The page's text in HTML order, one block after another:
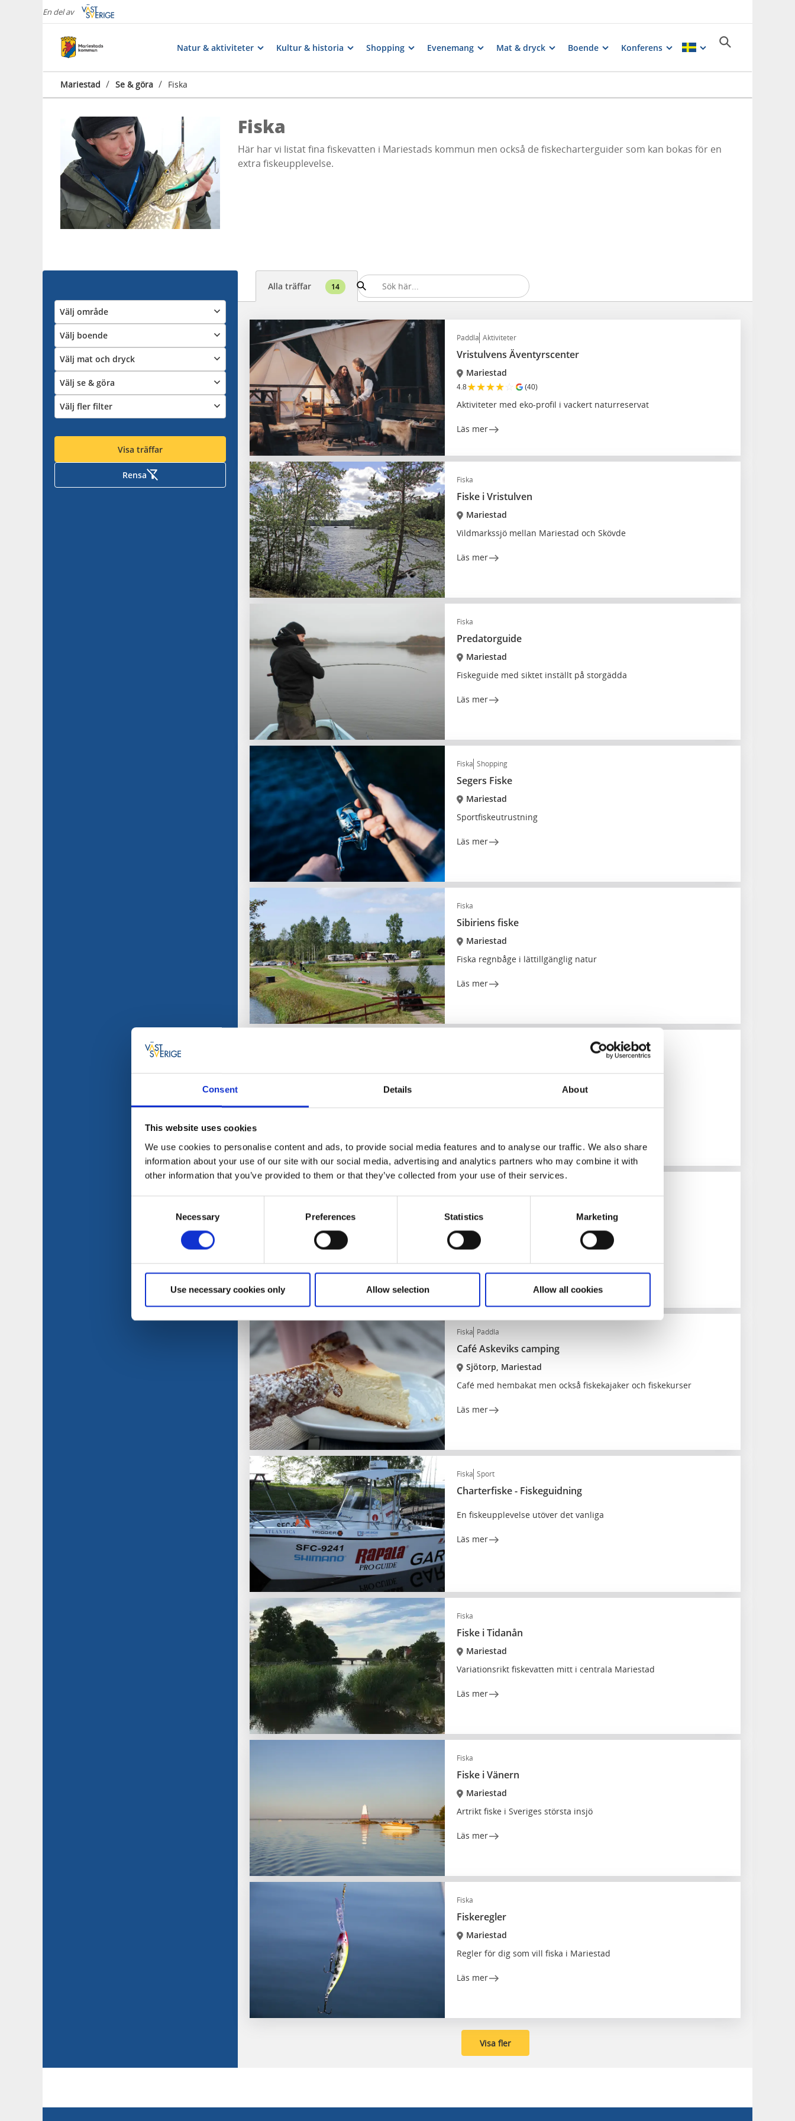
Consent Details About
This website uses cookies
We use cookies to personalise content and ads, to provide social media features and to analyse our traffic. We also share
information about your use of our site with our social media, advertising and analytics partners who may combine it with
other information that you’ve provided to them or that they’ve collected from your use of their services.
Necessary Preferences Statistics Marketing
Use necessary cookies only Allow selection Allow all cookies
En del av
Natur & aktiviteter Kultur & historia Shopping Evenemang Mat & dryck Boende Konferens
Mariestad / Se & göra / Fiska
Fiska
Här har vi listat fina fiskevatten i Mariestads kommun men också de fiskecharterguider som kan bokas för en
extra fiskeupplevelse.
Välj område
Välj boende
Välj mat och dryck
Välj se & göra
Välj fler filter
Visa träffar
Rensa
Alla träffar 14
Paddla Aktiviteter
Vristulvens Äventyrscenter
Mariestad
4.8★★★★☆ (40)
Aktiviteter med eko-profil i vackert naturreservat
Läs mer
Fiska
Fiske i Vristulven
Mariestad
Vildmarkssjö mellan Mariestad och Skövde
Läs mer
Fiska
Predatorguide
Mariestad
Fiskeguide med siktet inställt på storgädda
Läs mer
Fiska Shopping
Segers Fiske
Mariestad
Sportfiskeutrustning
Läs mer
Fiska
Sibiriens fiske
Mariestad
Fiska regnbåge i lättillgänglig natur
Läs mer
Fiske i Karleby
Läs mer
Fiska Paddla
Café Askeviks camping
Sjötorp, Mariestad
Café med hembakat men också fiskekajaker och fiskekurser
Läs mer
Fiska Sport
Charterfiske - Fiskeguidning
En fiskeupplevelse utöver det vanliga
Läs mer
Fiska
Fiske i Tidanån
Mariestad
Variationsrikt fiskevatten mitt i centrala Mariestad
Läs mer
Fiska
Fiske i Vänern
Mariestad
Artrikt fiske i Sveriges största insjö
Läs mer
Fiska
Fiskeregler
Mariestad
Regler för dig som vill fiska i Mariestad
Läs mer
Visa fler